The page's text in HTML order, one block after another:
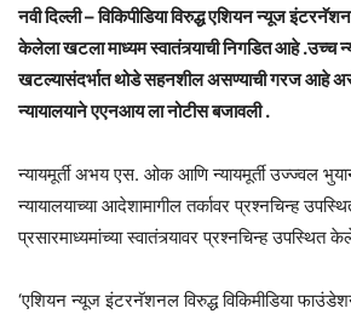
नवी दिल्ली – विकिपीडिया विरुद्ध एशियन न्यूज
केलेला खटला माध्यम स्वातंत्र्याची निगडित आहे .उच्च
खटल्यासंदर्भात थोडे सहनशील असण्याची गरज आहे
न्यायालयाने एएनआय ला नोटीस बजावली .
न्यायमूर्ती अभय एस. ओक आणि न्यायमूर्ती उज्ज्वल
न्यायालयाच्या आदेशामागील तर्कावर प्रश्नचिन्ह
प्रसारमाध्यमांच्या स्वातंत्र्यावर प्रश्नचिन्ह उपस्थित
‘एशियन न्यूज इंटरनॅशनल विरुद्ध विकिमीडिया